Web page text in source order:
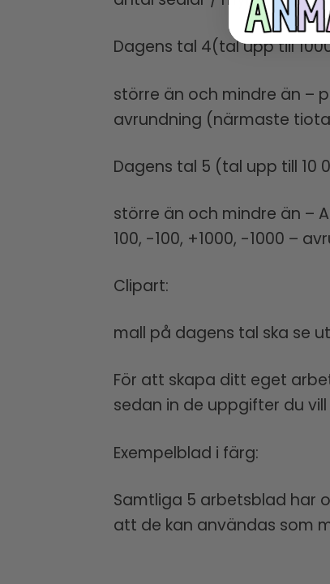
Dagens tal 4(tal upp till
större än och mindre än –
avrundning (närmaste
Dagens tal 5 (tal upp till 10
större än och mindre än –
100, -100, +1000, -1000 –
Clipart:
mall på dagens tal ska se
För att skapa ditt eget
sedan in de uppgifter du
Exempelblad i färg:
Samtliga 5 arbetsblad har
att de kan användas som